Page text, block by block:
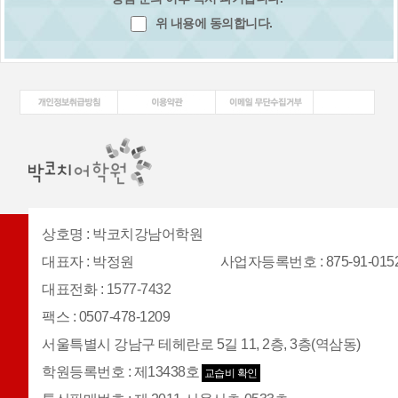
위 내용에 동의합니다.
상호명 : 박코치강남어학원
대표자: 박정원 사업자등록번호 : 875-91-
대표전화: 1577-7432
팩스 : 0507-478-1209
서울특별시 강남구 테헤란로 5길 11, 2층, 3층(역삼동)
학원등록번호 : 제13438호 교습비 확인